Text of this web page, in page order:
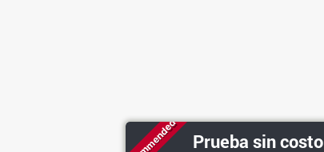
Prueba sin costo